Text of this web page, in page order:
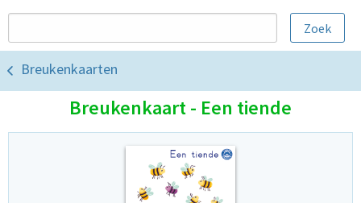
Breukenkaarten
Breukenkaart - Een tiende